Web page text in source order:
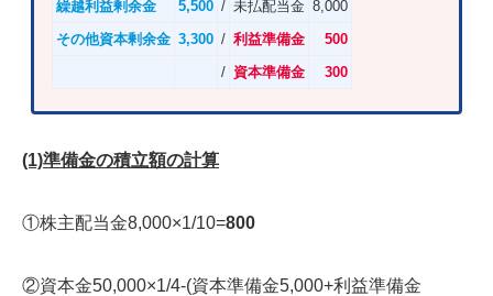
繰越利益剰余金 5,500 / 未払配当金 8,000
その他資本剰余金 3,300 / 利益準備金
500
/ 資本準備金 300
(1)準備金の積立額の計算
①株主配当金8,000×1/10=800
②資本金50,000×1/4-(資本準備金5,000+利益準備金